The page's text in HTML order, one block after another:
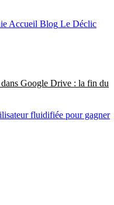
Accueil Blog Le Déclic
Google Drive : la fin du
fluidifiée pour gagner